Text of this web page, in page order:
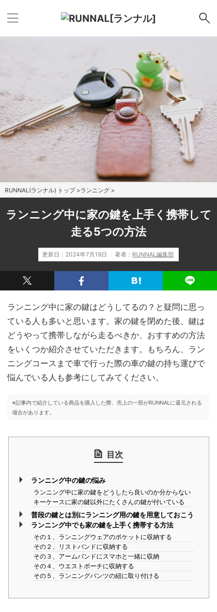
RUNNAL(ランナル) トップ >ランニング >
ランニング中に家の鍵を上手く携帯して
走る5つの方法
更新日： 2024年7月19日 著者： RUNNAL編集部
ランニング中に家の鍵はどうしてるの？と疑問に思っ
ている人も多いと思います。家の鍵を閉めた後、鍵は
どうやって携帯しながら走るべきか、おすすめの方法
をいくつか紹介させていただきます。もちろん、ラン
ニングコースまで車で行った際の車の鍵の持ち運びで
悩んでいる人も参考にしてみてください。
※記事内で紹介している商品を購入した際、売上の一部がRUNNALに還元される
場合があります。
目次
ランニング中の鍵の悩み
ランニング中に家の鍵をどうしたら良いのか分からない
キーケースに家の鍵以外にたくさんの鍵が付いている
普段の鍵とは別にランニング用の鍵を用意しておこう
ランニング中でも家の鍵を上手く携帯する方法
その１、ランニングウェアのポケットに収納する
その２、リストバンドに収納する
その３、アームバンドにスマホと一緒に収納
その４、ウエストポーチに収納する
その５、ランニングパンツの紐に取り付ける